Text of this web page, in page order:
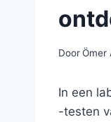
DoorÖmer
In een
-testen